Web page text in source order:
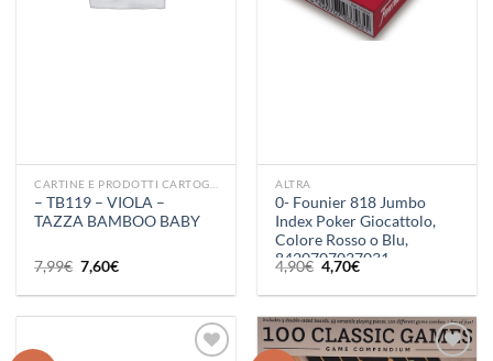
– TB119 – VIOLA –
TAZZA BAMBOO BABY
7,99€ Il
prezzo
originale
7,99€.
7,60€Il
attuale
7,60€.
ALTRA
0- Founier 818 Jumbo
Index Poker Giocattolo,
Colore Rosso o Blu,
8420707037031
4,90€ Il
prezzo
originale
4,90€.
4,70€Il
attuale
4,70€.